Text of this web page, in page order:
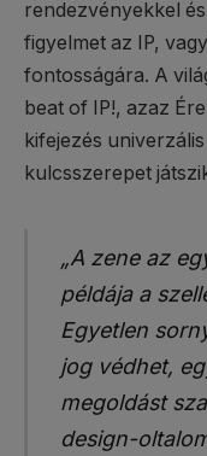
rendezvényekkel
figyelmet az IP,
fontosságára. A
beat of IP!, azaz
kifejezés
kulcsszerepet
„A zene az
példája a
Egyetlen
jog védhet,
megoldást
design-